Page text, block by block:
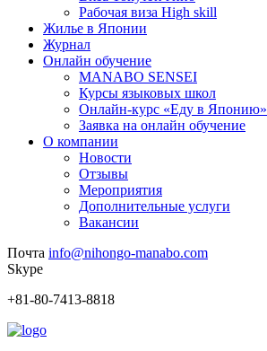
Рабочая виза High skill
Жилье в Японии
Журнал
Онлайн обучение
MANABO SENSEI
Курсы языковых школ
Онлайн-курс «Еду в Японию»
Заявка на онлайн обучение
О компании
Новости
Отзывы
Мероприятия
Дополнительные услуги
Вакансии
Почта info@nihongo-manabo.com
Skype
+81-80-7413-8818